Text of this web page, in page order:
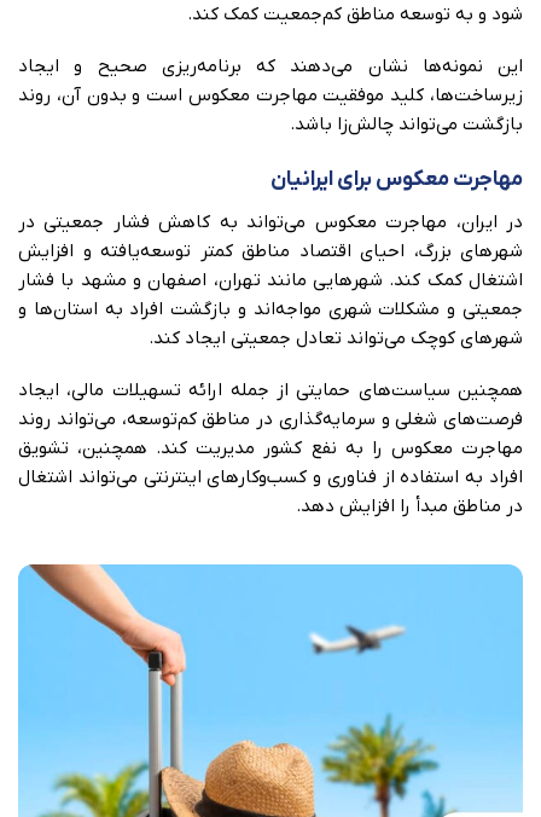
شود و به توسعه مناطق کم‌جمعیت کمک کند.
این نمونه‌ها نشان می‌دهند که برنامه‌ریزی صحیح و ایجاد
زیرساخت‌ها، کلید موفقیت مهاجرت معکوس است و بدون آن، روند
بازگشت می‌تواند چالش‌زا باشد.
مهاجرت معکوس برای ایرانیان
در ایران، مهاجرت معکوس می‌تواند به کاهش فشار جمعیتی در
شهرهای بزرگ، احیای اقتصاد مناطق کمتر توسعه‌یافته و افزایش
اشتغال کمک کند. شهرهایی مانند تهران، اصفهان و مشهد با فشار
جمعیتی و مشکلات شهری مواجه‌اند و بازگشت افراد به استان‌ها و
شهرهای کوچک می‌تواند تعادل جمعیتی ایجاد کند.
همچنین سیاست‌های حمایتی از جمله ارائه تسهیلات مالی، ایجاد
فرصت‌های شغلی و سرمایه‌گذاری در مناطق کم‌توسعه، می‌تواند روند
مهاجرت معکوس را به نفع کشور مدیریت کند. همچنین، تشویق
افراد به استفاده از فناوری و کسب‌وکارهای اینترنتی می‌تواند اشتغال
در مناطق مبدأ را افزایش دهد.